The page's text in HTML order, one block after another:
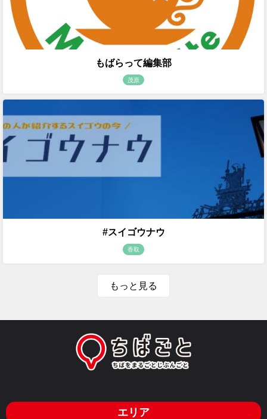
もばらって編集部
茂原
#スイゴウナウ
香取
もっと見る
エリア